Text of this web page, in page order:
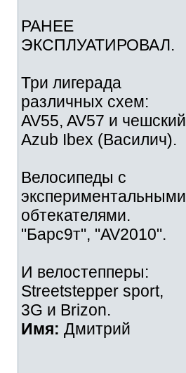
РАНЕЕ
ЭКСПЛУАТИРОВАЛ.
Три лигерада
различных схем:
AV55, AV57 и чешский
Azub Ibex (Василич).
Велосипеды с
экспериментальными
обтекателями.
"Барс9т", "AV2010".
И велостепперы:
Streetstepper sport,
3G и Brizon.
Имя: Дмитрий